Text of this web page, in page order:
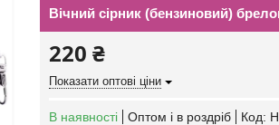
Вічний сірник (бензиновий)
220 ₴
Показати оптові ціни
В наявності Оптом і в роздріб Код: